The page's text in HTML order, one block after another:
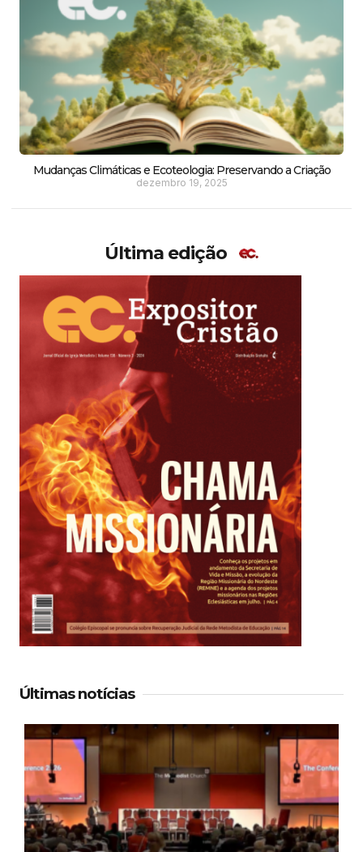
Mudanças Climáticas e Ecoteologia: Preservando a Criação
dezembro 19, 2025
Última edição
Últimas notícias